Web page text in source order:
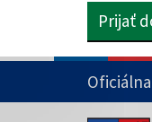
Prijať
PRESKOČIŤ NA